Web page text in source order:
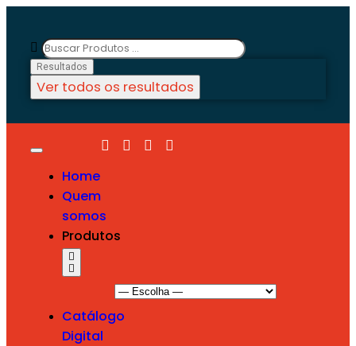
Resultados
Ver todos os resultados
Home
Quem
somos
Produtos
Catálogo
Digital